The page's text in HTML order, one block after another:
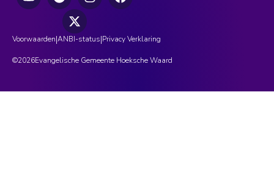
Voorwaarden|ANBI-status|Privacy Verklaring
©2026Evangelische Gemeente Hoeksche Waard